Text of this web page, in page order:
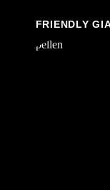
FRIENDLY